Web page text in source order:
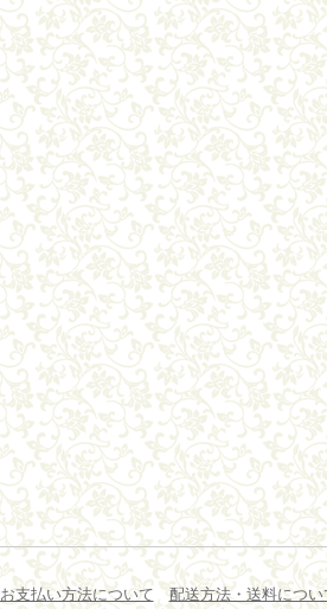
お支払い方法について
配送方法・送料につい